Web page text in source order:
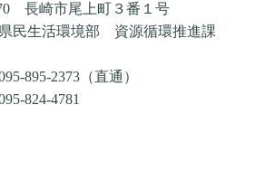
市尾上町３番１号
環境部 資源循環推進課
2373（直通）
4781